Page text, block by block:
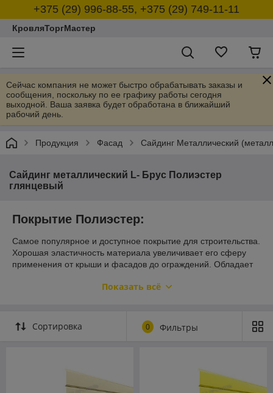
+375 (29) 996-88-55, +375 (29) 749-11-11
КровляТоргМастер
Сейчас компания не может быстро обрабатывать заказы и
сообщения, поскольку по ее графику работы сегодня
выходной. Ваша заявка будет обработана в ближайший
рабочий день.
Продукция Фасад Сайдинг Металлический
Сайдинг металлический L- Брус Полиэстер
глянцевый
Покрытие Полиэстер:
Самое популярное и доступное покрытие для строительства.
Хорошая эластичность материала увеличивает его сферу
применения от крыши и фасадов до ограждений. Обладает
разнообразной палитрой оттенков. Полиэстер имеет
требует аккуратности при монтаже. Декоративный слой на
основе полиэстера — это хорошая защита стали,
Показать всё
Сортировка 0 Фильтры